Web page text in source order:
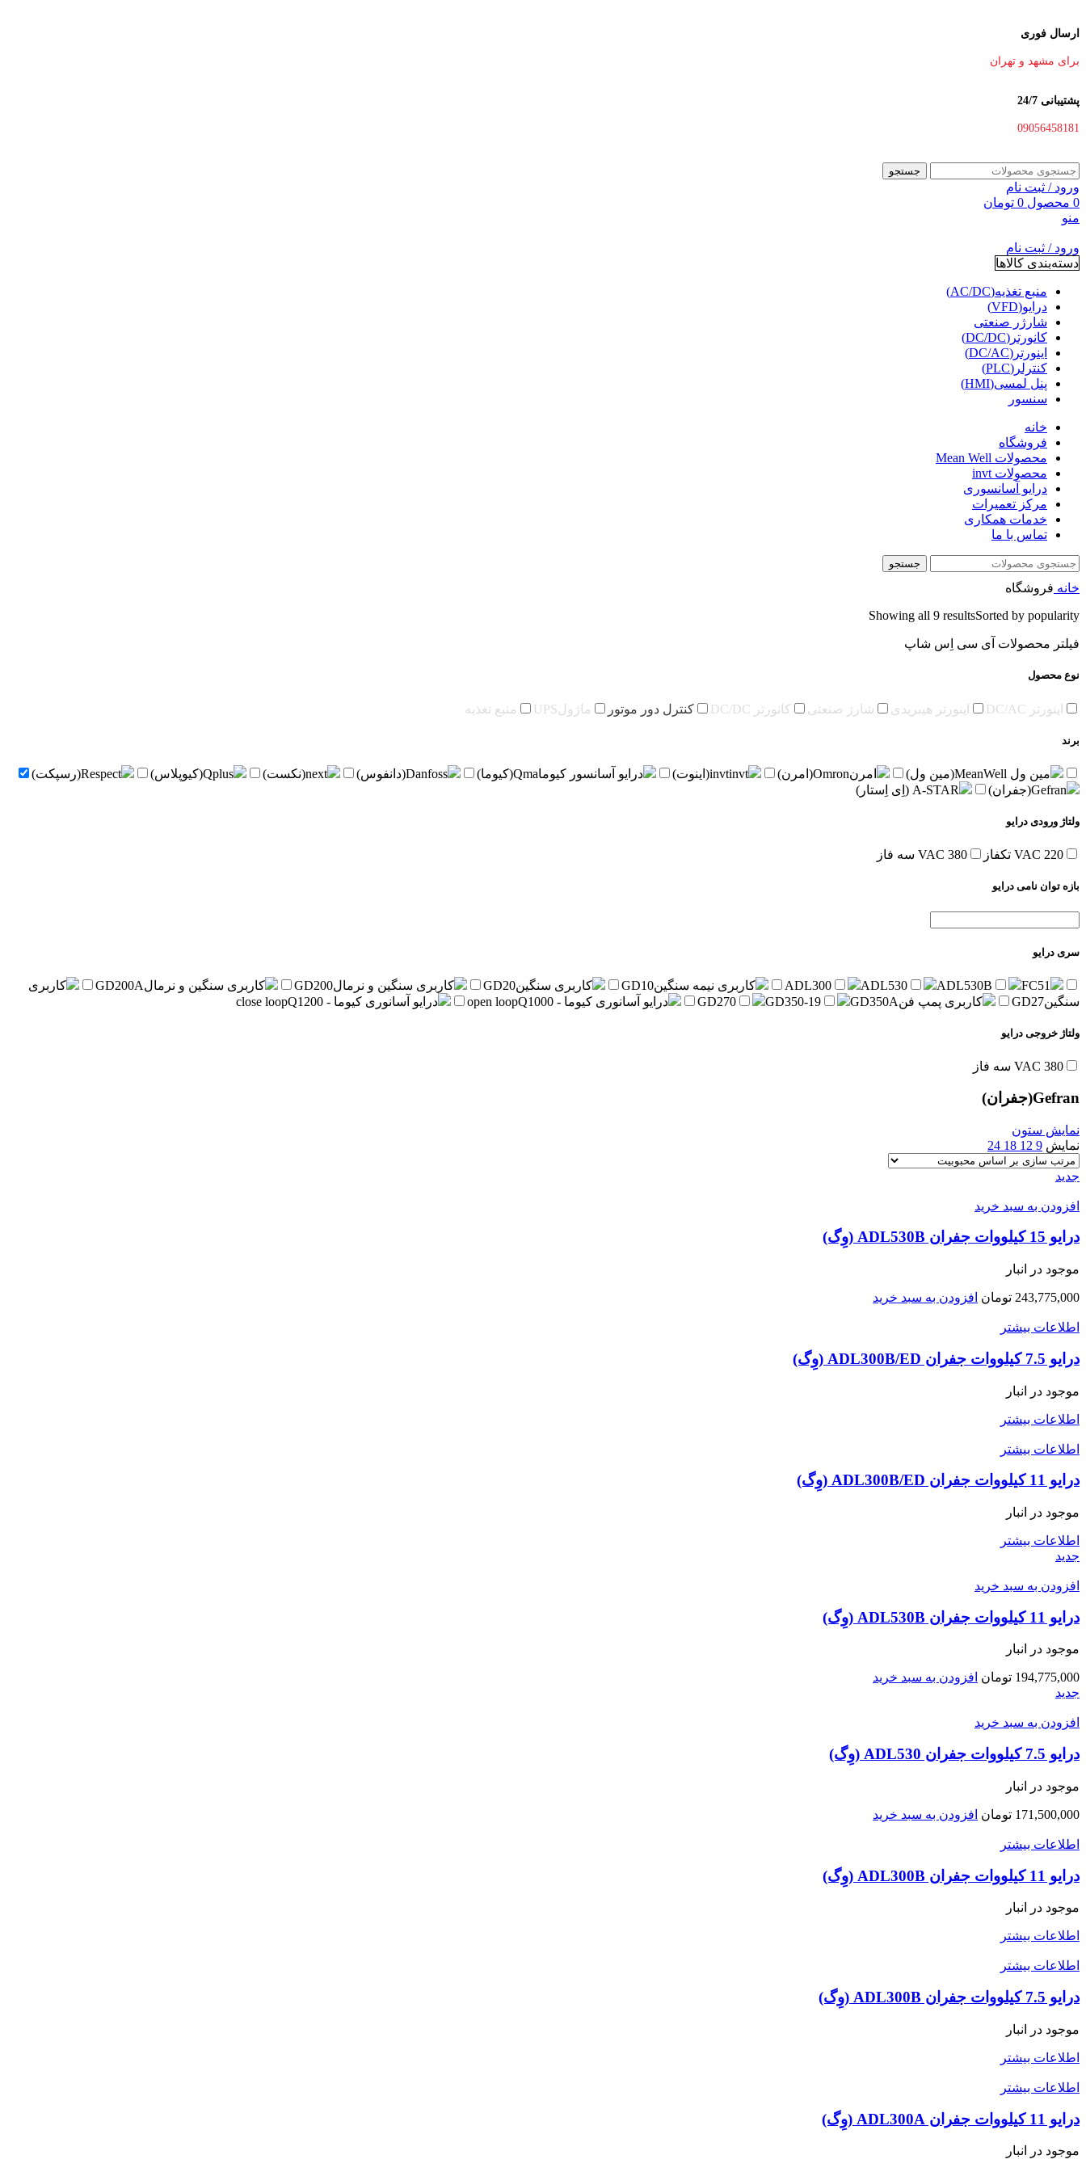
ارسال فوری
برای مشهد و تهران
پشتیبانی 24/7
09056458181
جستجو
ورود / ثبت نام
0 محصول 0 تومان
منو
ورود / ثبت نام
دسته‌بندی کالاها
منبع تغذیه(AC/DC)
درایو(VFD)
شارژر صنعتی
کانورتر(DC/DC)
اینورتر(DC/AC)
کنترلر(PLC)
پنل لمسی(HMI)
سنسور
خانه
فروشگاه
محصولات Mean Well
محصولات invt
درایو آسانسوری
مرکز تعمیرات
خدمات همکاری
تماس با ما
جستجو
خانه فروشگاه
Showing all 9 resultsSorted by popularity
فیلتر محصولات آی سی اِس شاپ
نوع محصول
اینورتر DC/AC اینورتر هیبریدی شارژ صنعتی کانورتر DC/DC کنترل دور موتور ماژولUPS منبع تغذیه
برند
مین ول MeanWell(مین ول) امرنOmron(امرن) invtinvt(اینوت) درایو آسانسور کیوماQma(کیوما) Danfoss(دانفوس) next(نکست) Qplus(کیوپلاس)
Respect(رسپکت)
Gefran(جفران)
A-STAR (اِی اِستار)
ولتاژ ورودی درایو
220 VAC تکفاز 380 VAC سه فاز
بازه توان نامی درایو
سری درایو
ADL300 ADL530 ADL530B FC51 کاربری نیمه سنگینGD10 کاربری سنگینGD20 کاربری سنگین و نرمالGD200 کاربری سنگین و نرمالGD200A
کاربری
سنگینGD27 کاربری پمپ فن GD270 GD350-19 GD350A درایو آسانوری کیوما - open loop Q1000 درایو آسانوری کیوما - close loop Q1200
ولتاژ خروجی درایو
380 VAC سه فاز
Gefran(جفران)
نمایش ستون
نمایش 9
12
18
24
جدید
افزودن به سبد خرید
درایو 15 کیلووات جفران ADL530B (وِگ)
موجود در انبار
243,775,000 تومان افزودن به سبد خرید
اطلاعات بیشتر
درایو 7.5 کیلووات جفران ADL300B/ED (وِگ)
موجود در انبار
اطلاعات بیشتر
اطلاعات بیشتر
درایو 11 کیلووات جفران ADL300B/ED (وِگ)
موجود در انبار
اطلاعات بیشتر
جدید
افزودن به سبد خرید
درایو 11 کیلووات جفران ADL530B (وِگ)
موجود در انبار
194,775,000 تومان افزودن به سبد خرید
جدید
افزودن به سبد خرید
درایو 7.5 کیلووات جفران ADL530 (وِگ)
موجود در انبار
171,500,000 تومان افزودن به سبد خرید
اطلاعات بیشتر
درایو 11 کیلووات جفران ADL300B (وِگ)
موجود در انبار
اطلاعات بیشتر
اطلاعات بیشتر
درایو 7.5 کیلووات جفران ADL300B (وِگ)
موجود در انبار
اطلاعات بیشتر
اطلاعات بیشتر
درایو 11 کیلووات جفران ADL300A (وِگ)
موجود در انبار